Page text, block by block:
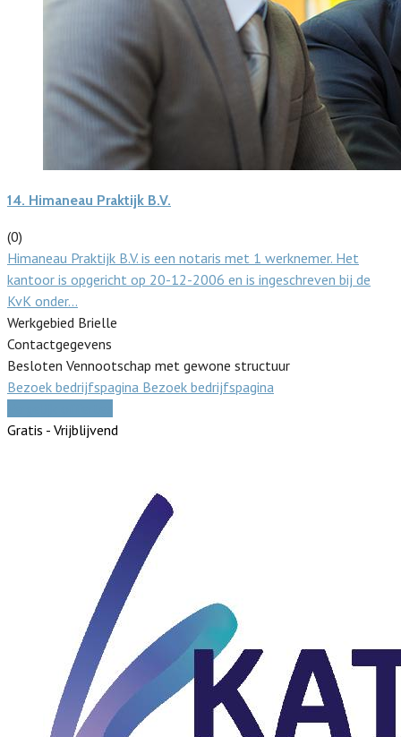
14. Himaneau Praktijk B.V.
(0)
Himaneau Praktijk B.V. is een notaris met 1 werknemer. Het
kantoor is opgericht op 20-12-2006 en is ingeschreven bij de
KvK onder…
Werkgebied Brielle
Contactgegevens
Besloten Vennootschap met gewone structuur
Bezoek bedrijfspagina Bezoek bedrijfspagina
Gratis - Vrijblijvend